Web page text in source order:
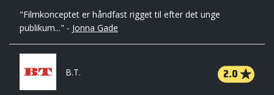
"Filmkonceptet er håndfast rigget til efter det unge
publikum..." - Jonna Gade
B.T. 2.0